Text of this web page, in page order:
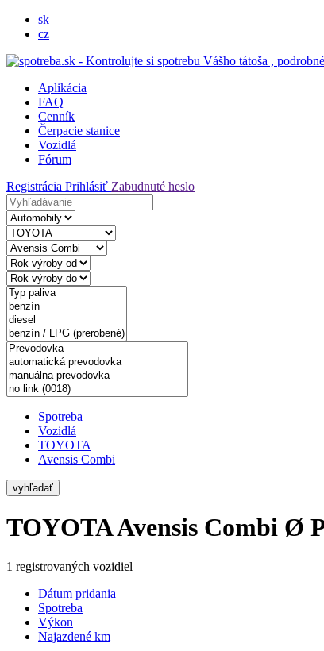
sk
cz
Aplikácia
FAQ
Cenník
Čerpacie stanice
Vozidlá
Fórum
Registrácia Prihlásiť Zabudnuté heslo
Spotreba
Vozidlá
TOYOTA
Avensis Combi
vyhľadať
TOYOTA Avensis Combi Ø
1 registrovaných vozidiel
Dátum pridania
Spotreba
Výkon
Najazdené km